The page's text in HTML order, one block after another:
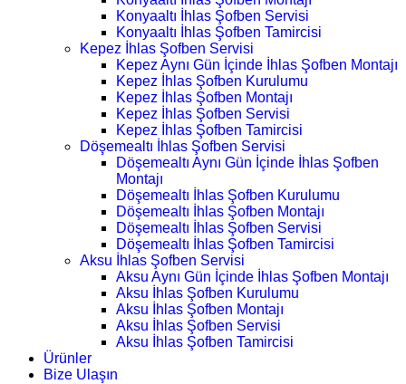
Konyaaltı İhlas Şofben Servisi
Konyaaltı İhlas Şofben Tamircisi
Kepez İhlas Şofben Servisi
Kepez Aynı Gün İçinde İhlas Şofben Montajı
Kepez İhlas Şofben Kurulumu
Kepez İhlas Şofben Montajı
Kepez İhlas Şofben Servisi
Kepez İhlas Şofben Tamircisi
Döşemealtı İhlas Şofben Servisi
Döşemealtı Aynı Gün İçinde İhlas Şofben
Montajı
Döşemealtı İhlas Şofben Kurulumu
Döşemealtı İhlas Şofben Montajı
Döşemealtı İhlas Şofben Servisi
Döşemealtı İhlas Şofben Tamircisi
Aksu İhlas Şofben Servisi
Aksu Aynı Gün İçinde İhlas Şofben Montajı
Aksu İhlas Şofben Kurulumu
Aksu İhlas Şofben Montajı
Aksu İhlas Şofben Servisi
Aksu İhlas Şofben Tamircisi
Ürünler
Bize Ulaşın